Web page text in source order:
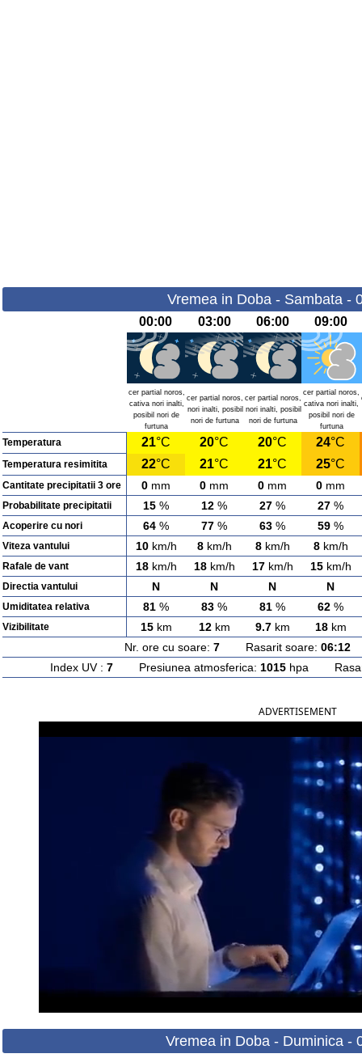
Vremea in Doba - Sambata -
00:00 03:00 06:00 09:00
cer partial noros,
cativa nori inalti,
posibil nori de
furtuna
cer partial noros,
nori inalti, posibil
nori de furtuna
cer partial noros,
nori inalti, posibil
nori de furtuna
cer partial noros,
cativa nori inalti,
posibil nori de
furtuna
Temperatura 21°C 20°C 20°C 24°C
Temperatura resimitita 22°C 21°C 21°C 25°C
Cantitate precipitatii 3 ore 0 mm 0 mm 0 mm 0 mm
Probabilitate precipitatii 15 % 12 % 27 % 27 %
Acoperire cu nori 64 % 77 % 63 % 59 %
Viteza vantului 10km/h 8km/h 8km/h 8km/h
Rafale de vant 18km/h 18km/h 17km/h 15km/h
Directia vantului N N N N
Umiditatea relativa 81 % 83 % 81 % 62 %
Vizibilitate 15km 12km 9.7km 18km
Nr. ore cu soare: 7Rasarit soare: 06:12
Index UV : 7Presiunea atmosferica: 1015hpa
ADVERTISEMENT
Vremea in Doba - Duminica -